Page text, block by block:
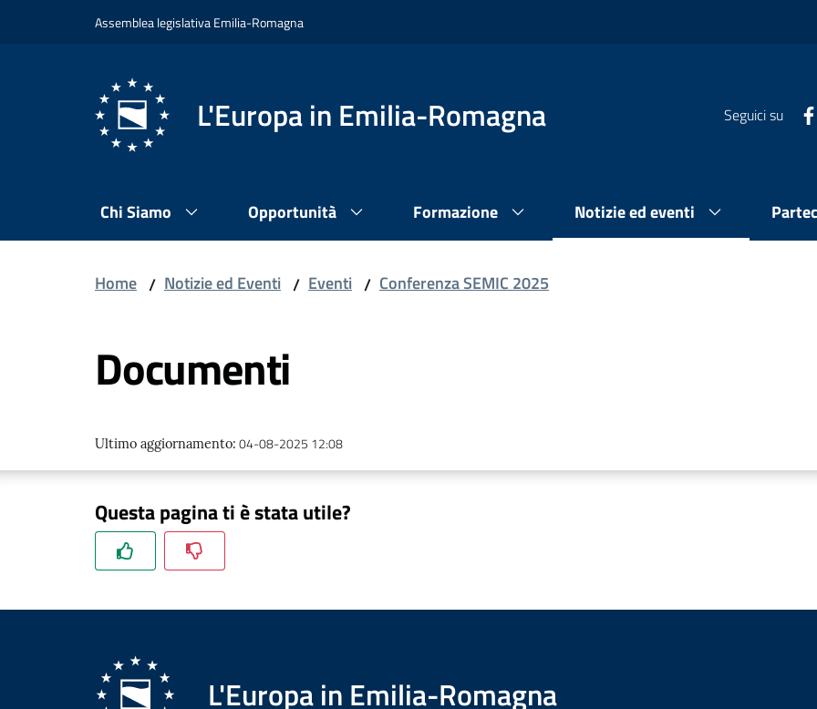
Vai al contenuto
Vai alla navigazioneAssemblea legislativa Emilia-Romagna
L'Europa in Emilia-Romagna Seguici su
Chi Siamo Opportunità Formazione Notizie ed eventi
Home / Notizie ed Eventi / Eventi / Conferenza SEMIC 2025
Documenti
Ultimo aggiornamento: 04-08-2025 12:08
Questa pagina ti è stata utile?
L'Europa in Emilia-Romagna